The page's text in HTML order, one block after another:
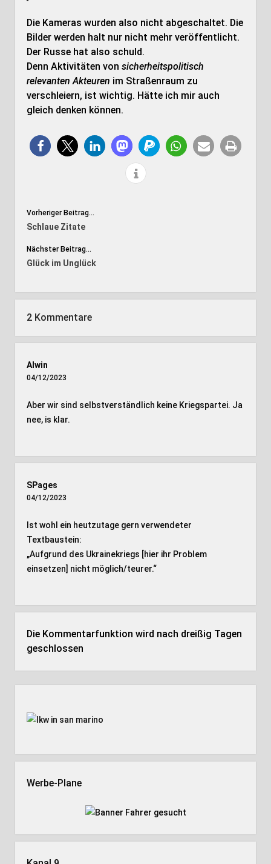
Die Kameras wurden also nicht abgeschaltet. Die
Bilder werden halt nur nicht mehr veröffentlicht.
Der Russe hat also schuld.
Denn Aktivitäten von sicherheitspolitisch
relevanten Akteuren im Straßenraum zu
verschleiern, ist wichtig. Hätte ich mir auch
gleich denken können.
Vorheriger Beitrag...
Schlaue Zitate
Nächster Beitrag...
Glück im Unglück
2 Kommentare
Alwin
04/12/2023
Aber wir sind selbstverständlich keine Kriegspartei. Ja
nee, is klar.
SPages
04/12/2023
Ist wohl ein heutzutage gern verwendeter
Textbaustein:
„Aufgrund des Ukrainekriegs [hier ihr Problem
einsetzen] nicht möglich/teurer.“
Die Kommentarfunktion wird nach dreißig Tagen
geschlossen
Werbe-Plane